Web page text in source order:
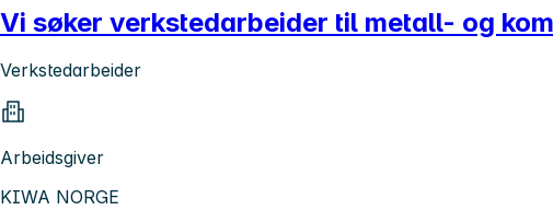
Vi søker verkstedarbeider til metall- og
Verkstedarbeider
Arbeidsgiver
KIWA NORGE